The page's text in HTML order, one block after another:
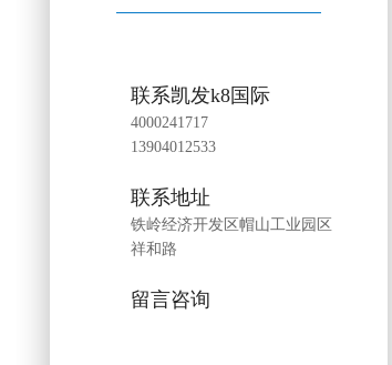
联系凯发k8国际
4000241717
13904012533
联系地址
铁岭经济开发区帽山工业园区
祥和路
留言咨询